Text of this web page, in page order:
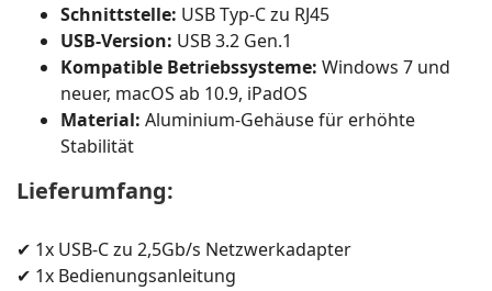
Schnittstelle: USB Typ-C zu RJ45
USB-Version: USB 3.2 Gen.1
Kompatible Betriebssysteme: Windows 7 und
neuer, macOS ab 10.9, iPadOS
Material: Aluminium-Gehäuse für erhöhte
Stabilität
Lieferumfang:
✔ 1x USB-C zu 2,5Gb/s Netzwerkadapter
✔ 1x Bedienungsanleitung